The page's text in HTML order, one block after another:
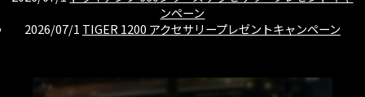
ンペーン
2026/07/1 TIGER 1200 アクセサリープレゼントキャンペーン